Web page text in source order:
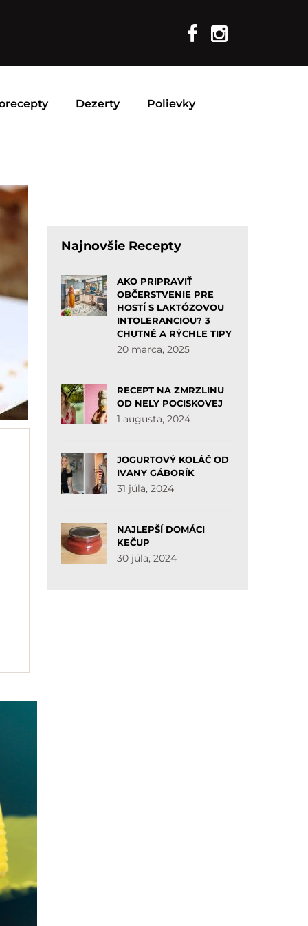
Dezerty Polievky
Najnovšie Recepty
AKO PRIPRAVIŤ
OBČERSTVENIE PRE
HOSTÍ S LAKTÓZOVOU
INTOLERANCIOU? 3
CHUTNÉ A RÝCHLE TIPY
20 marca, 2025
RECEPT NA ZMRZLINU
OD NELY POCISKOVEJ
1 augusta, 2024
JOGURTOVÝ KOLÁČ OD
IVANY GÁBORÍK
31 júla, 2024
NAJLEPŠÍ DOMÁCI
KEČUP
30 júla, 2024